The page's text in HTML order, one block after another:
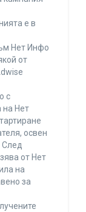
е в
Нет Инфо
от
с
на Нет
освен
След
от Нет
на
за